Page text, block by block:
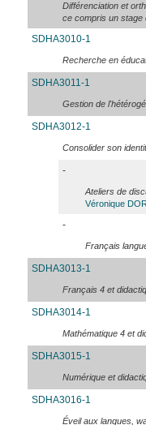
Différenciation et
ce compris un stage
SDHA3010-1
Recherche en
SDHA3011-1
Gestion de
SDHA3012-1
Consolider son
-
Ateliers de
Véronique
-
Français
SDHA3013-1
Français 4 et
SDHA3014-1
Mathématique 4 et
SDHA3015-1
Numérique et
SDHA3016-1
Éveil aux langues,